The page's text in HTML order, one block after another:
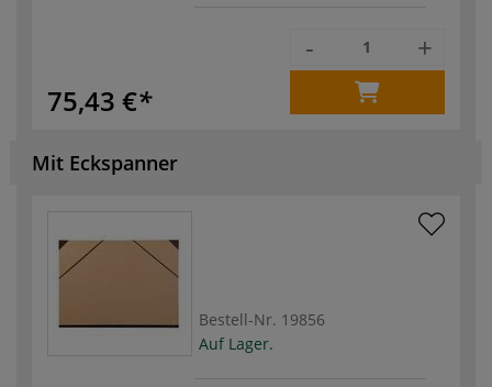
75,43 €
- +
Mit Eckspanner
Bestell-Nr. 19856
Auf Lager.